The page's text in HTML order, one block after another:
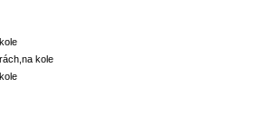
kole